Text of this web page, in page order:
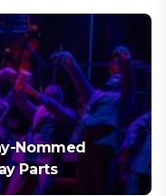
Nommed
Parts